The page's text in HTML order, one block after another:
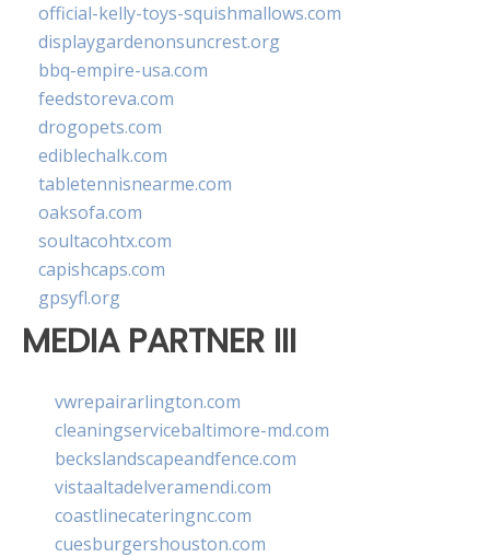
official-kelly-toys-squishmallows.com
displaygardenonsuncrest.org
bbq-empire-usa.com
feedstoreva.com
drogopets.com
ediblechalk.com
tabletennisnearme.com
oaksofa.com
soultacohtx.com
capishcaps.com
gpsyfl.org
MEDIA PARTNER III
vwrepairarlington.com
cleaningservicebaltimore-md.com
beckslandscapeandfence.com
vistaaltadelveramendi.com
coastlinecateringnc.com
cuesburgershouston.com